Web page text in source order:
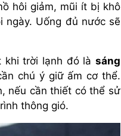
hôi giảm, mũi ít bị khô
Uống đủ nước sẽ
khi trời lạnh đó là sáng
chú ý giữ ấm cơ thể.
nếu cần thiết có thể sử
thông gió.